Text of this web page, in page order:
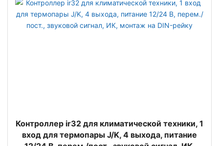
Контроллер ir32 для климатической техники, 1
вход для термопары J/K, 4 выхода, питание